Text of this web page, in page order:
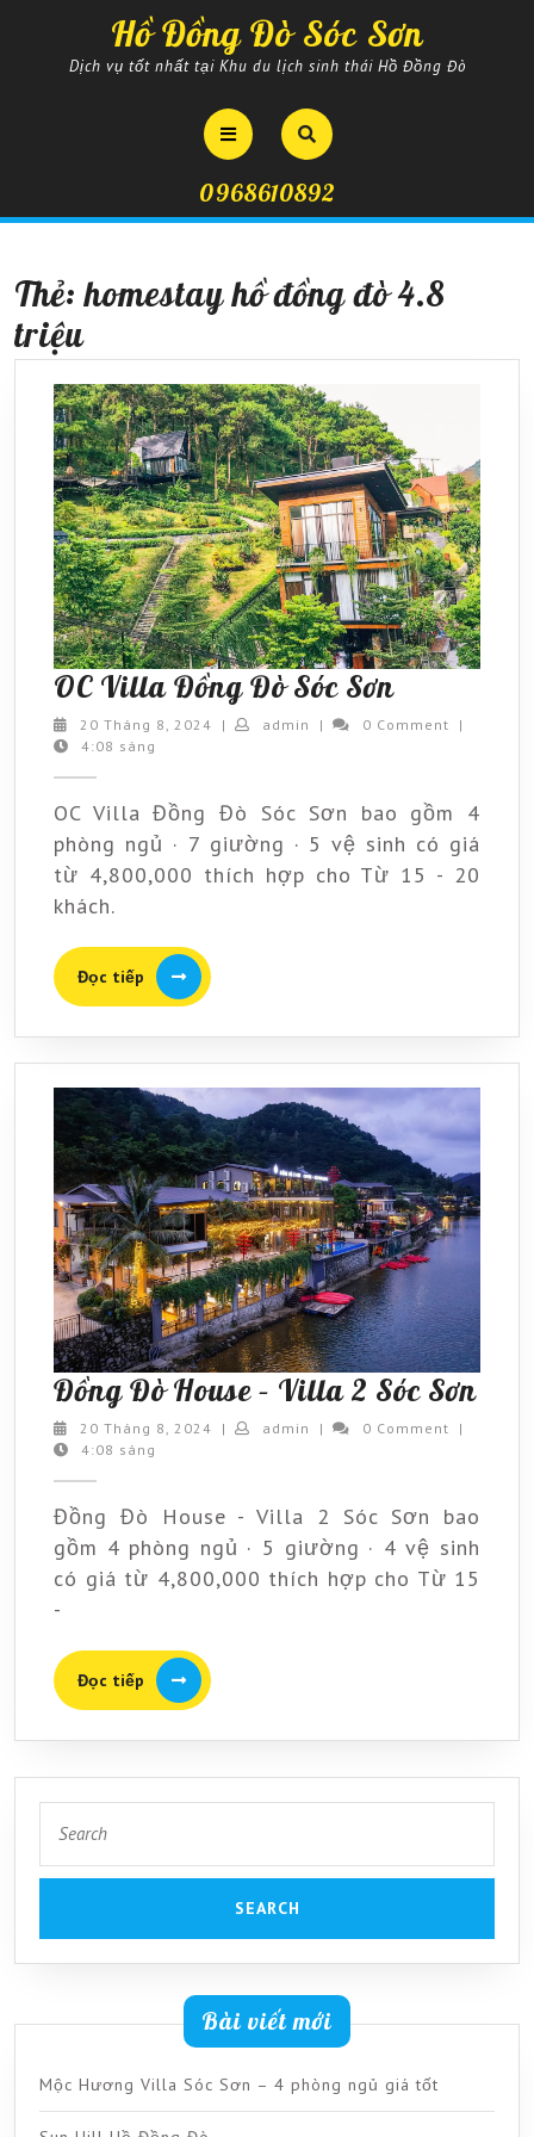
Hồ Đồng Đò Sóc Sơn
Dịch vụ tốt nhất tại Khu du lịch sinh thái Hồ Đồng Đò
Open
Button
0968610892
Thẻ:homestay hồ đồng đò 4.8
triệu
OC Villa Đồng Đò Sóc SơnOC
Villa
Sóc
Sơn
20 Tháng 8, 2024 20| admin admin
| 0 Comment
|
4:08 sáng
OC Villa Đồng Đò Sóc Sơn bao gồm 4
phòng ngủ · 7 giường · 5 vệ sinh có giá
từ 4,800,000 thích hợp cho Từ 15 - 20
khách.
Đọc tiếp
Đọc
tiếp
Đồng Đò House – Villa 2 Sóc Sơn
2
20 Tháng 8, 2024 20| admin admin
| 0 Comment
|
4:08 sáng
Đồng Đò House - Villa 2 Sóc Sơn bao
gồm 4 phòng ngủ · 5 giường · 4 vệ sinh
có giá từ 4,800,000 thích hợp cho Từ 15
-
Đọc tiếp
Đọc
tiếp
for:
Bài viết mới
Mộc Hương Villa Sóc Sơn – 4 phòng ngủ giá tốt